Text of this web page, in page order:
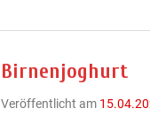
Birnenjoghurt
Veröffentlicht am